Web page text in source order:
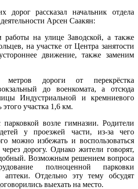
дорог рассказал начальник отдела
Арсен Саакян:
на улице Заводской, а также
на участке от Центра занятости
движение, также заменим
дороги от перекрёстка
до военкомата, а отсюда
Индустриальной и кремниевого
участка 1,6 км.
возле гимназии. Родители
у проезжей части, из-за чего
можно избежать и воспользоваться
дорогу. Однако жители говорят,
Возможным решением вопроса
полноценной парковки
аптеки. Отдельно эту тему обсудят
выехать на место.